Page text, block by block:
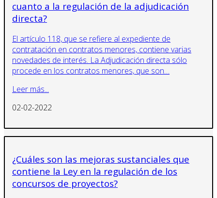
cuanto a la regulación de la adjudicación
directa?
El artículo 118, que se refiere al expediente de
contratación en contratos menores, contiene varias
novedades de interés. La Adjudicación directa sólo
procede en los contratos menores, que son…
Leer más...
02-02-2022
¿Cuáles son las mejoras sustanciales que
contiene la Ley en la regulación de los
concursos de proyectos?